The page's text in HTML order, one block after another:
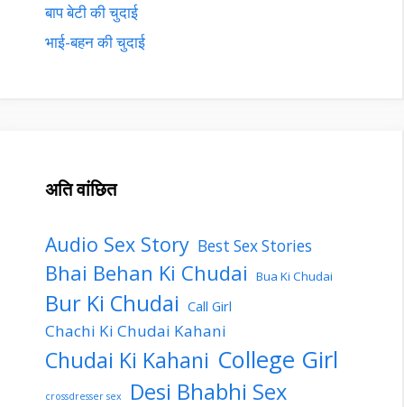
बाप बेटी की चुदाई
भाई-बहन की चुदाई
अति वांछित
Audio Sex Story Best Sex Stories
Bhai Behan Ki Chudai Bua Ki Chudai
Bur Ki Chudai Call Girl
Chachi Ki Chudai Kahani
Chudai Ki Kahani College Girl
crossdresser sex Desi Bhabhi Sex